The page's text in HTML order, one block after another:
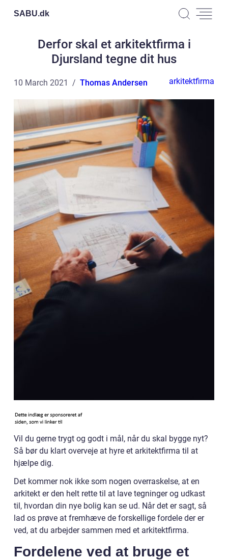
SABU.dk
Derfor skal et arkitektfirma i
Djursland tegne dit hus
10 March 2021 Thomas Andersen arkitektfirma
Vil du gerne trygt og godt i mål, når du skal bygge nyt?
Så bør du klart overveje at hyre et arkitektfirma til at
hjælpe dig.
Det kommer nok ikke som nogen overraskelse, at en
arkitekt er den helt rette til at lave tegninger og udkast
til, hvordan din nye bolig kan se ud. Når det er sagt, så
lad os prøve at fremhæve de forskellige fordele der er
ved, at du arbejder sammen med et arkitektfirma.
Fordelene ved at bruge et